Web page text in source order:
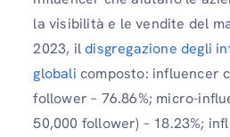
la visibilità e le vendite del
2023, ildisgregazione degli
globali composto: influencer
follower – 76.86%; micro-
50,000 follower) – 18.23%;